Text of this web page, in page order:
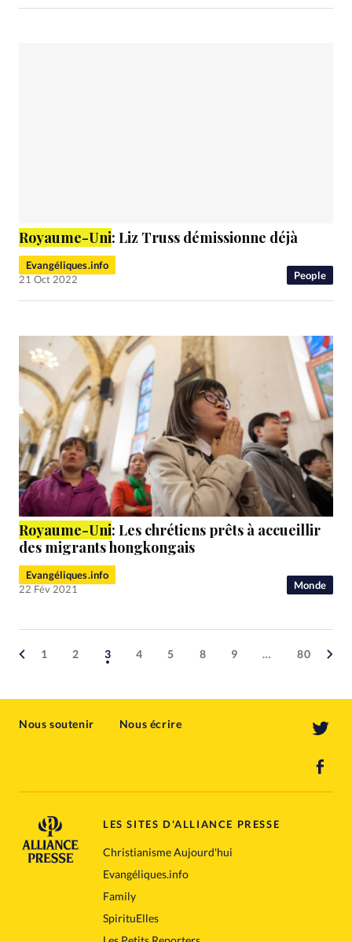
People
Royaume-Uni: Liz Truss démissionne déjà
Evangéliques.info
21 Oct 2022
Monde
Royaume-Uni: Les chrétiens prêts à accueillir
des migrants hongkongais
Evangéliques.info
22 Fév 2021
1 2 3 4 5 8 9 … 80
Nous soutenir Nous écrire
LES SITES D'ALLIANCE PRESSE
Christianisme Aujourd'hui
Evangéliques.info
Family
SpirituElles